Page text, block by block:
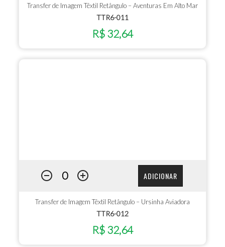
Transfer de Imagem Têxtil Retângulo – Aventuras Em Alto Mar
TTR6-011
R$ 32,64
ADICIONAR
Transfer de Imagem Têxtil Retângulo – Ursinha Aviadora
TTR6-012
R$ 32,64